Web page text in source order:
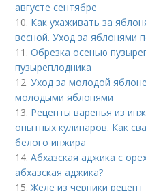
августе сентябре
10. Как ухаживать за
весной. Уход за яблонями
11.Обрезка осенью
пузыреплодника
12.Уход за молодой
молодыми яблонями
13. Рецепты варенья из
опытных кулинаров. Как
белого инжира
14.Абхазская аджика с
абхазская аджика?
15.Желе из черники